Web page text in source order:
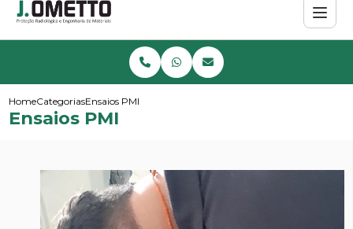
HomeCategoriasEnsaios PMI
Ensaios PMI